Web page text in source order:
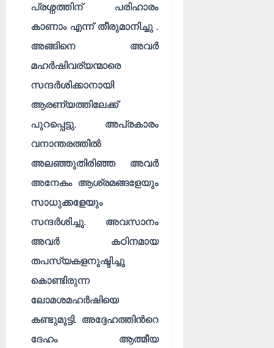
പ്രശ്നത്തിന് പരിഹാരം
കാണാം എന്ന് തീരുമാനിച്ചു .
അങ്ങിനെ അവർ
മഹർഷിവര്യന്മാരെ
സന്ദർശിക്കാനായി
ആരണ്യത്തിലേക്ക്
പുറപ്പെട്ടു. അപ്രകാരം
വനാന്തരത്തിൽ
അലഞ്ഞുതിരിഞ്ഞ അവർ
അനേകം ആശ്രമങ്ങളേയും
സാധുക്കളേയും
സന്ദർശിച്ചു. അവസാനം
അവർ കഠിനമായ
തപസ്യകളനുഷ്ടിച്ചു
കൊണ്ടിരുന്ന
ലോമശമഹർഷിയെ
കണ്ടുമുട്ടി. അദ്ദേഹത്തിൻറെ
ദേഹം ആത്മീയ